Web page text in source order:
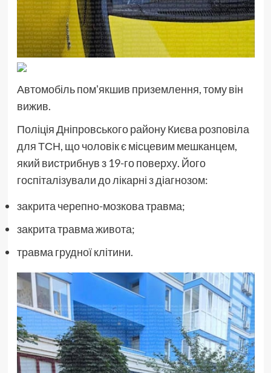
Автомобіль помʼякшив приземлення, тому він
вижив.
Поліція Дніпровського району Києва розповіла
для ТСН, що чоловік є місцевим мешканцем,
який вистрибнув з 19-го поверху. Його
госпіталізували до лікарні з діагнозом:
закрита черепно-мозкова травма;
закрита травма живота;
травма грудної клітини.